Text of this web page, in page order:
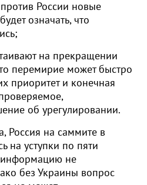
России новые
означать, что
на прекращении
перемирие может быстро
приоритет и конечная
об урегулировании.
Россия на саммите в
на уступки по пяти
информацию не
без Украины вопрос